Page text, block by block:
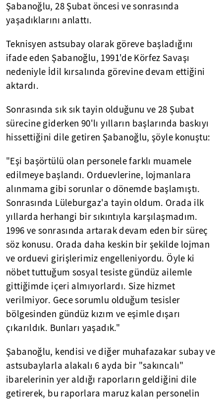
Şabanoğlu, 28 Şubat öncesi ve sonrasında
yaşadıklarını anlattı.
Teknisyen astsubay olarak göreve başladığını
ifade eden Şabanoğlu, 1991'de Körfez Savaşı
nedeniyle İdil kırsalında görevine devam ettiğini
aktardı.
Sonrasında sık sık tayin olduğunu ve 28 Şubat
sürecine giderken 90'lı yılların başlarında baskıyı
hissettiğini dile getiren Şabanoğlu, şöyle konuştu:
"Eşi başörtülü olan personele farklı muamele
edilmeye başlandı. Orduevlerine, lojmanlara
alınmama gibi sorunlar o dönemde başlamıştı.
Sonrasında Lüleburgaz'a tayin oldum. Orada ilk
yıllarda herhangi bir sıkıntıyla karşılaşmadım.
1996 ve sonrasında artarak devam eden bir süreç
söz konusu. Orada daha keskin bir şekilde lojman
ve orduevi girişlerimiz engelleniyordu. Öyle ki
nöbet tuttuğum sosyal tesiste gündüz ailemle
gittiğimde içeri almıyorlardı. Size hizmet
verilmiyor. Gece sorumlu olduğum tesisler
bölgesinden gündüz kızım ve eşimle dışarı
çıkarıldık. Bunları yaşadık."
Şabanoğlu, kendisi ve diğer muhafazakar subay ve
astsubaylarla alakalı 6 ayda bir "sakıncalı"
ibarelerinin yer aldığı raporların geldiğini dile
getirerek, bu raporlara maruz kalan personelin